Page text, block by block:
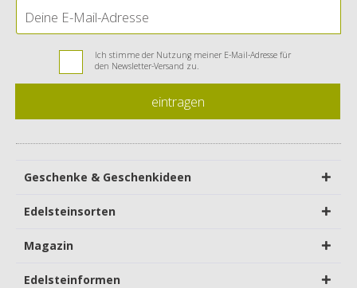
Ich stimme der Nutzung meiner E-Mail-Adresse für
den Newsletter-Versand zu.
eintragen
Geschenke & Geschenkideen
Edelsteinsorten
Magazin
Edelsteinformen